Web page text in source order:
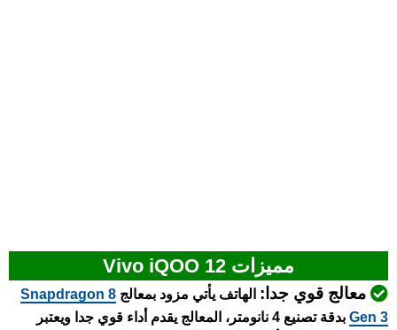
مميزات Vivo iQOO 12
معالج قوي جدا: الهاتف يأتي مزود بمعالج Snapdragon 8
Gen 3
بدقة تصنيع 4 نانومتر، المعالج يقدم أداء قوي جدا ويعتبر